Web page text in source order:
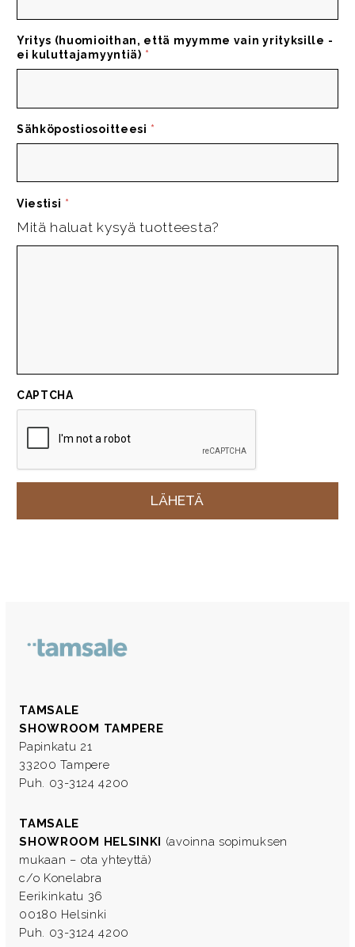
Yritys (huomioithan, että myymme vain yrityksille -
ei kuluttajamyyntiä) *
Sähköpostiosoitteesi *
Viestisi *
Mitä haluat kysyä tuotteesta?
CAPTCHA
TAMSALE
SHOWROOM TAMPERE
Papinkatu 21
33200 Tampere
Puh. 03-3124 4200
TAMSALE
SHOWROOM HELSINKI (avoinna sopimuksen
mukaan – ota yhteyttä)
c/o Konelabra
Eerikinkatu 36
00180 Helsinki
Puh. 03-3124 4200